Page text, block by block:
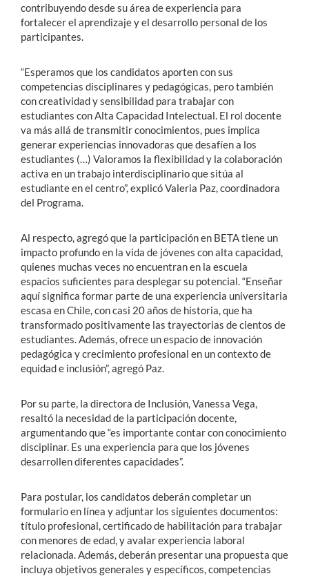
contribuyendo desde su área de experiencia para
fortalecer el aprendizaje y el desarrollo personal de los
participantes.
“Esperamos que los candidatos aporten con sus
competencias disciplinares y pedagógicas, pero también
con creatividad y sensibilidad para trabajar con
estudiantes con Alta Capacidad Intelectual. El rol docente
va más allá de transmitir conocimientos, pues implica
generar experiencias innovadoras que desafíen a los
estudiantes (…) Valoramos la flexibilidad y la colaboración
activa en un trabajo interdisciplinario que sitúa al
estudiante en el centro”, explicó Valeria Paz, coordinadora
del Programa.
Al respecto, agregó que la participación en BETA tiene un
impacto profundo en la vida de jóvenes con alta capacidad,
quienes muchas veces no encuentran en la escuela
espacios suficientes para desplegar su potencial. “Enseñar
aquí significa formar parte de una experiencia universitaria
escasa en Chile, con casi 20 años de historia, que ha
transformado positivamente las trayectorias de cientos de
estudiantes. Además, ofrece un espacio de innovación
pedagógica y crecimiento profesional en un contexto de
equidad e inclusión”, agregó Paz.
Por su parte, la directora de Inclusión, Vanessa Vega,
resaltó la necesidad de la participación docente,
argumentando que “es importante contar con conocimiento
disciplinar. Es una experiencia para que los jóvenes
desarrollen diferentes capacidades”.
Para postular, los candidatos deberán completar un
formulario en línea y adjuntar los siguientes documentos:
título profesional, certificado de habilitación para trabajar
con menores de edad, y avalar experiencia laboral
relacionada. Además, deberán presentar una propuesta que
incluya objetivos generales y específicos, competencias